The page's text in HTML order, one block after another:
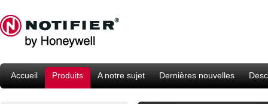
Accueil Produits A notre sujet Dernières nouvelles